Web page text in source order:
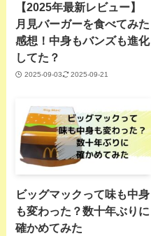
【2025年最新レビュー】
月見バーガーを食べてみた
感想！中身もバンズも進化
してた？
2025-09-03 2025-09-21
ビッグマックって味も中身
も変わった？数十年ぶりに
確かめてみた